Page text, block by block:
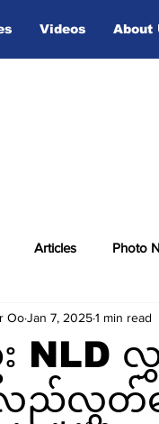
Videos About
Articles Photo
း NLD
လည်လွတ်
OoJan 7, 20251 min read